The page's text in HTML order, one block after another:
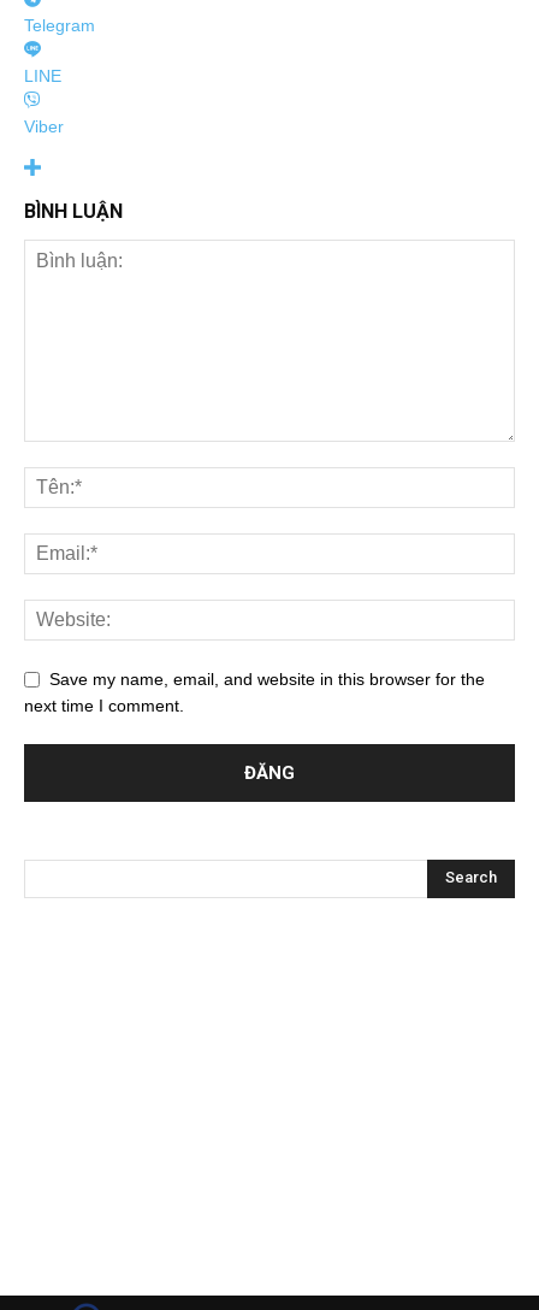
Telegram
LINE
Viber
BÌNH LUẬN
Save my name, email, and website in this browser for the
next time I comment.